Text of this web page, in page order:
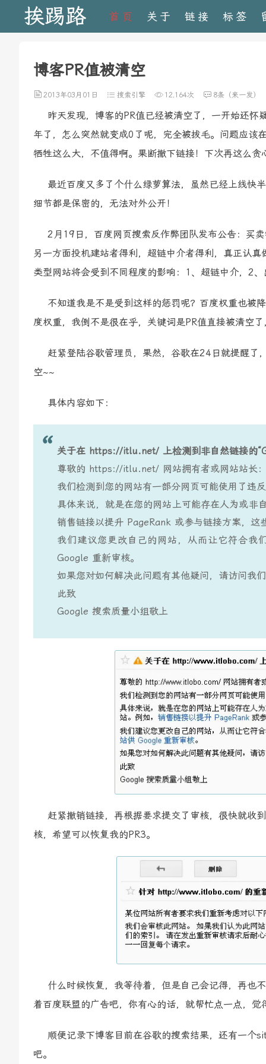
挨踢路 首页 关于 链接 标签
博客PR值被清空
2013年03月01日 搜索引擎 12,164次 8条（来一发）
昨天发现，博客的PR值已经被清空了，一开始还怀
年了，怎么突然就变成0了呢，完全被拔毛。问题应该
牺牲这么大，不值得啊。果断撤下链接！下次再这么贪
最近百度又多了个什么绿萝算法，虽然已经上线快
细节都是保密的，无法对外公开！
2月19日，百度网页搜索反作弊团队发布公告：买卖
另一方面投机建站者得利，超链中介者得利，真正认
类型网站将会受到不同程度的影响：1、超链中介，2
不知道我是不是受到这样的惩罚呢？百度权重也被
度权重，我倒不是很在乎，关键词是PR值直接被清空
赶紧登陆谷歌管理员，果然，谷歌在24日就提醒了
空~~
具体内容如下：
关于在 https://itlu.net/ 上检测到非自然链接的
尊敬的 https://itlu.net/ 网站拥有者或网站站长
我们检测到您的网站有一部分网页可能使用了违
具体来说，就是在您的网站上可能存在人为或非
销售链接以提升 PageRank 或参与链接方案，这
我们建议您更改自己的网站，从而让它符合我
Google 重新审核。
如果您对如何解决此问题有其他疑问，请访问我
此致
Google 搜索质量小组敬上
赶紧撤销链接，再根据要求提交了审核，很快就收
核，希望可以恢复我的PR3。
什么时候恢复，我等待着，但是自己会记得，再也
着百度联盟的广告吧，你有心的话，就帮忙点一点，
顺便记录下博客目前在谷歌的搜索结果，还有一个
吧。